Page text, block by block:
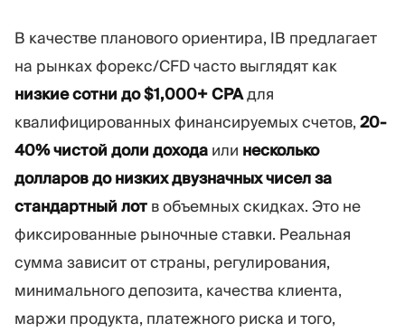
В качестве планового ориентира, IB предлагает
на рынках форекс/CFD часто выглядят как
низкие сотни до $1,000+ CPAдля
квалифицированных финансируемых счетов, 20-
40% чистой доли дохода или несколько
долларов до низких двузначных чисел за
стандартный лот в объемных скидках. Это не
фиксированные рыночные ставки. Реальная
сумма зависит от страны, регулирования,
минимального депозита, качества клиента,
маржи продукта, платежного риска и того,